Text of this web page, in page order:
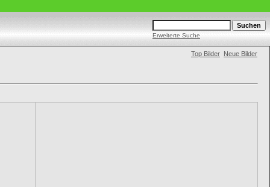
Erweiterte Suche
Top Bilder Neue Bilder